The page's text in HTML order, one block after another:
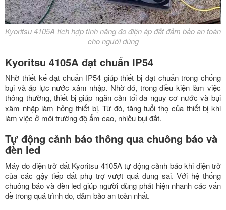
Kyoritsu 4105A tích hợp tính năng đo điện áp đất đảm bảo an toàn
cho người dùng
Kyoritsu 4105A đạt chuẩn IP54
Nhờ thiết kế đạt chuẩn IP54 giúp thiết bị đạt chuẩn trong chống
bụi và áp lực nước xâm nhập. Nhờ đó, trong điều kiện làm việc
thông thường, thiết bị giúp ngăn cản tối đa nguy cơ nước và bụi
xâm nhập làm hỏng thiết bị. Từ đó, tăng tuổi thọ của thiết bị khi
làm việc ở môi trường độ ẩm cao, nhiều bụi đất.
Tự động cảnh báo thông qua chuông báo và
đèn led
Máy đo điện trở đất Kyoritsu 4105A tự động cảnh báo khi điện trở
của các gậy tiếp đất phụ trợ vượt quá dung sai. Với hệ thống
chuông báo và đèn led giúp người dùng phát hiện nhanh các vấn
đề trong quá trình đo, đảm bảo an toàn nhất.